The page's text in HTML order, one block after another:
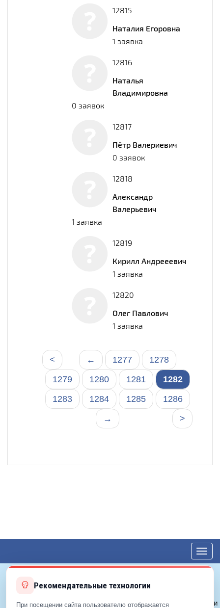
12815
Наталия Егоровна
1 заявка
12816
Наталья
Владимировна
0 заявок
12817
Пётр Валериевич
0 заявок
12818
Александр
Валерьевич
1 заявка
12819
Кирилл Андрееевич
1 заявка
12820
Олег Павлович
1 заявка
←
< 1277
1278
1279
1280 1281
1282
1283
1284 1285
1286
>
→
© 2012—2026 ЕДС-Королёв
Политика конфиденциальности
Рекомендательные технологии
При посещении сайта пользователю отображается